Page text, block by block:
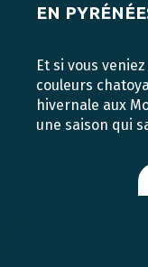
EN
Et si vous
couleurs
hivernale aux
une saison qui